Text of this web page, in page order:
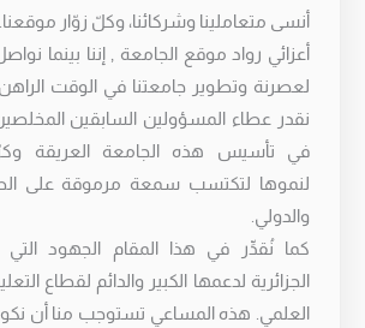
أنسى متعاملينا وشركائنا، وكلّ زوّار موقعنا.
أعزائي رواد موقع الجامعة , إننا بينما
لعصرنة وتطوير جامعتنا في الوقت الراهن،
نقدر عطاء المسؤولين السابقين
في تأسيس هذه الجامعة العريقة
لنموها لتكتسب سمعة مرموقة على
والدولي.
كما نُقدِّر في هذا المقام الجهود التي
الجزائرية لدعمها الكبير والدائم لقطاع
العلمي. هذه المساعي تستوجب منا أن